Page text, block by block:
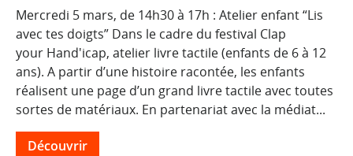
Mercredi 5 mars, de 14h30 à 17h : Atelier enfant “Lis
avec tes doigts” Dans le cadre du festival Clap
your Hand'icap, atelier livre tactile (enfants de 6 à 12
ans). A partir d’une histoire racontée, les enfants
réalisent une page d’un grand livre tactile avec toutes
sortes de matériaux. En partenariat avec la médiat...
Découvrir